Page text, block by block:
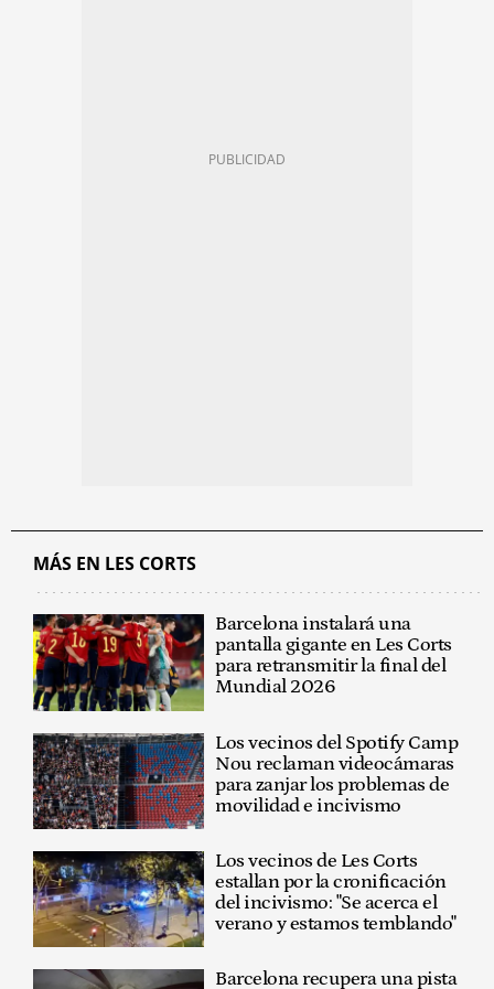
MÁS EN LES CORTS
Barcelona instalará una
pantalla gigante en Les Corts
para retransmitir la final del
Mundial 2026
Los vecinos del Spotify Camp
Nou reclaman videocámaras
para zanjar los problemas de
movilidad e incivismo
Los vecinos de Les Corts
estallan por la cronificación
del incivismo: "Se acerca el
verano y estamos temblando"
Barcelona recupera una pista